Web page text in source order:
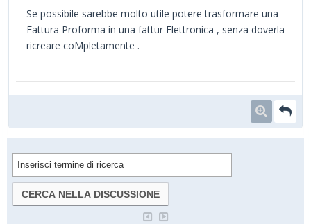
Se possibile sarebbe molto utile potere trasformare una
Fattura Proforma in una fattur Elettronica , senza doverla
ricreare coMpletamente .